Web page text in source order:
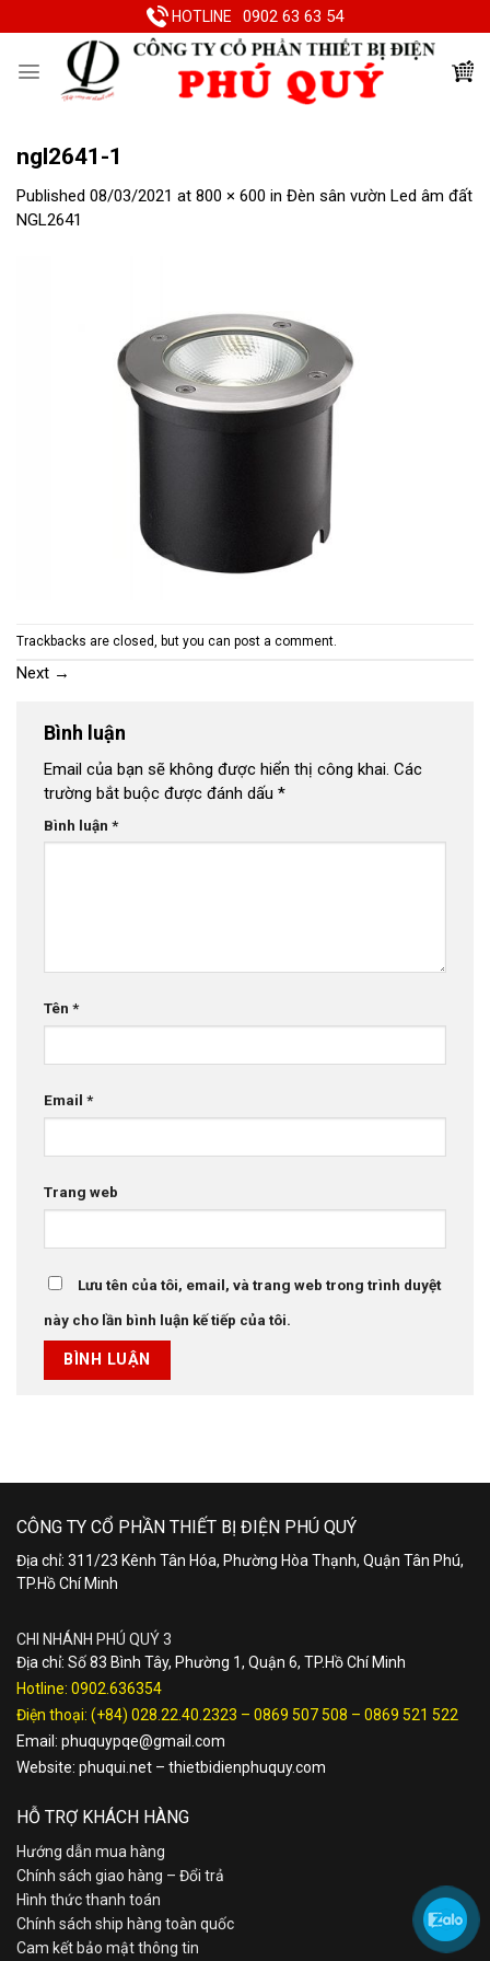
to
HOTLINE 0902 63 63 54
ngl2641-1
Published 08/03/2021 at 800 × 600 in Đèn sân vườn Led âm đất
NGL2641
Trackbacks are closed, but you can post a comment.
Next →
Bình luận
Email của bạn sẽ không được hiển thị công khai. Các
trường bắt buộc được đánh dấu *
Bình luận *
Tên *
Email *
Trang web
Lưu tên của tôi, email, và trang web trong trình duyệt
này cho lần bình luận kế tiếp của tôi.
CÔNG TY CỔ PHẦN THIẾT BỊ ĐIỆN PHÚ QUÝ
Địa chỉ: 311/23 Kênh Tân Hóa, Phường Hòa Thạnh, Quận Tân Phú,
TP.Hồ Chí Minh
CHI NHÁNH PHÚ QUÝ 3
Địa chỉ: Số 83 Bình Tây, Phường 1, Quận 6, TP.Hồ Chí Minh
Hotline: 0902.636354
Điện thoại: (+84) 028.22.40.2323 – 0869 507 508 – 0869 521 522
Email: phuquypqe@gmail.com
Website: phuqui.net – thietbidienphuquy.com
HỖ TRỢ KHÁCH HÀNG
Hướng dẫn mua hàng
Chính sách giao hàng – Đổi trả
Hình thức thanh toán
Chính sách ship hàng toàn quốc
Cam kết bảo mật thông tin